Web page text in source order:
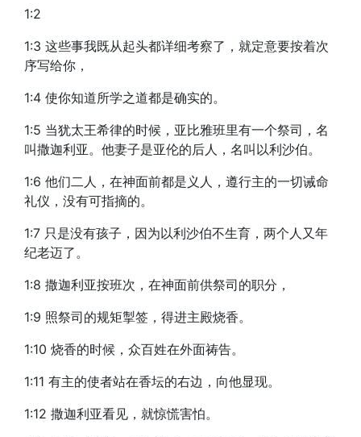
1:2
1:3 这些事我既从起头都详细考察了，就定意要按着次
序写给你，
1:4 使你知道所学之道都是确实的。
1:5 当犹太王希律的时候，亚比雅班里有一个祭司，名
叫撒迦利亚。他妻子是亚伦的后人，名叫以利沙伯。
1:6 他们二人，在神面前都是义人，遵行主的一切诫命
礼仪，没有可指摘的。
1:7 只是没有孩子，因为以利沙伯不生育，两个人又年
纪老迈了。
1:8 撒迦利亚按班次，在神面前供祭司的职分，
1:9 照祭司的规矩掣签，得进主殿烧香。
1:10 烧香的时候，众百姓在外面祷告。
1:11 有主的使者站在香坛的右边，向他显现。
1:12 撒迦利亚看见，就惊慌害怕。